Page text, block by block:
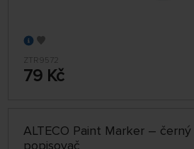
ZTR9572
79 Kč
ALTECO Paint Marker –
popisovač